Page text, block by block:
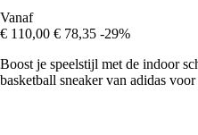
Vanaf
€ 110,00 € 78,35 -29%
Boost je speelstijl met de indoor
basketball sneaker van adidas